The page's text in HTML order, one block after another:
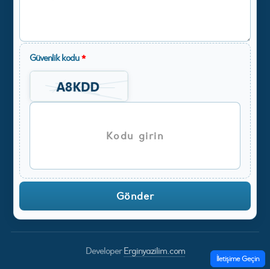
Güvenlik kodu*
Developer Erginyazilim.com
İletişime Geçin